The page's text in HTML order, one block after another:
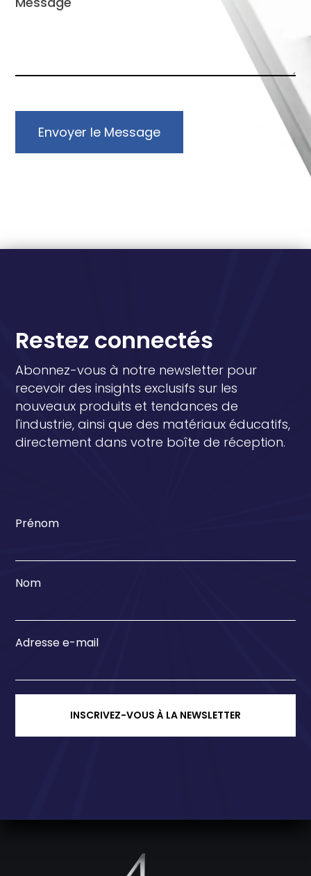
Envoyer le Message
Restez connectés
Abonnez-vous à notre newsletter pour
recevoir des insights exclusifs sur les
nouveaux produits et tendances de
l'industrie, ainsi que des matériaux éducatifs,
directement dans votre boîte de réception.
Prénom
Nom
Adresse e-mail
INSCRIVEZ-VOUS À LA NEWSLETTER